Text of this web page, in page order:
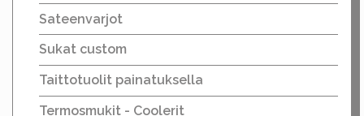
Sateenvarjot
Sukat custom
Taittotuolit painatuksella
Termosmukit - Coolerit